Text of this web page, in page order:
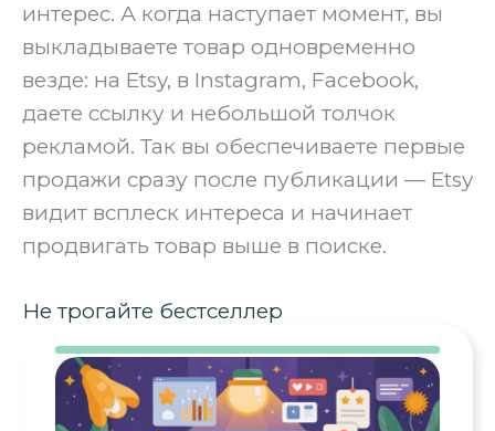
интерес. А когда наступает момент, вы
выкладываете товар одновременно
везде: на Etsy, в Instagram, Facebook,
даете ссылку и небольшой толчок
рекламой. Так вы обеспечиваете первые
продажи сразу после публикации — Etsy
видит всплеск интереса и начинает
продвигать товар выше в поиске.
Не трогайте бестселлер